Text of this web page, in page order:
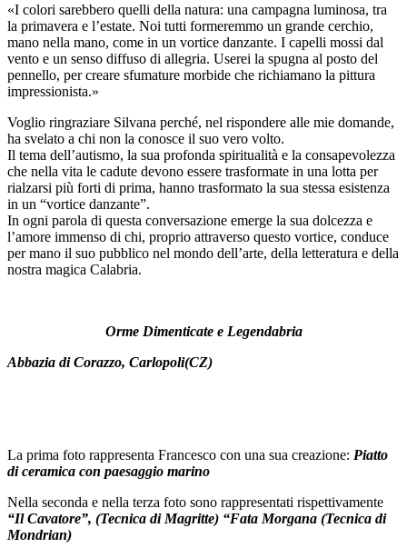
«I colori sarebbero quelli della natura: una campagna luminosa, tra
la primavera e l’estate. Noi tutti formeremmo un grande cerchio,
mano nella mano, come in un vortice danzante. I capelli mossi dal
vento e un senso diffuso di allegria. Userei la spugna al posto del
pennello, per creare sfumature morbide che richiamano la pittura
impressionista.»
Voglio ringraziare Silvana perché, nel rispondere alle mie domande,
ha svelato a chi non la conosce il suo vero volto.
Il tema dell’autismo, la sua profonda spiritualità e la consapevolezza
che nella vita le cadute devono essere trasformate in una lotta per
rialzarsi più forti di prima, hanno trasformato la sua stessa esistenza
in un “vortice danzante”.
In ogni parola di questa conversazione emerge la sua dolcezza e
l’amore immenso di chi, proprio attraverso questo vortice, conduce
per mano il suo pubblico nel mondo dell’arte, della letteratura e della
nostra magica Calabria.
Orme Dimenticate e Legendabria
Abbazia di Corazzo, Carlopoli(CZ)
La prima foto rappresenta Francesco con una sua creazione: Piatto
di ceramica con paesaggio marino
Nella seconda e nella terza foto sono rappresentati rispettivamente
“Il Cavatore”, (Tecnica di Magritte) “Fata Morgana (Tecnica di
Mondrian)